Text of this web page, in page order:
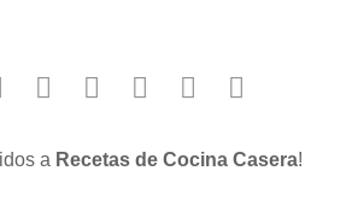
a Recetas de Cocina Casera!